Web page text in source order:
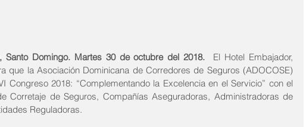
Santo Domingo. Martes 30 de octubre del 2018.
El Hotel Embajador,
que la Asociación Dominicana de Corredores de Seguros (ADOCOSE)
Congreso 2018: “Complementando la Excelencia en el Servicio” con el
Corretaje de Seguros, Compañías Aseguradoras, Administradoras de
Reguladoras.